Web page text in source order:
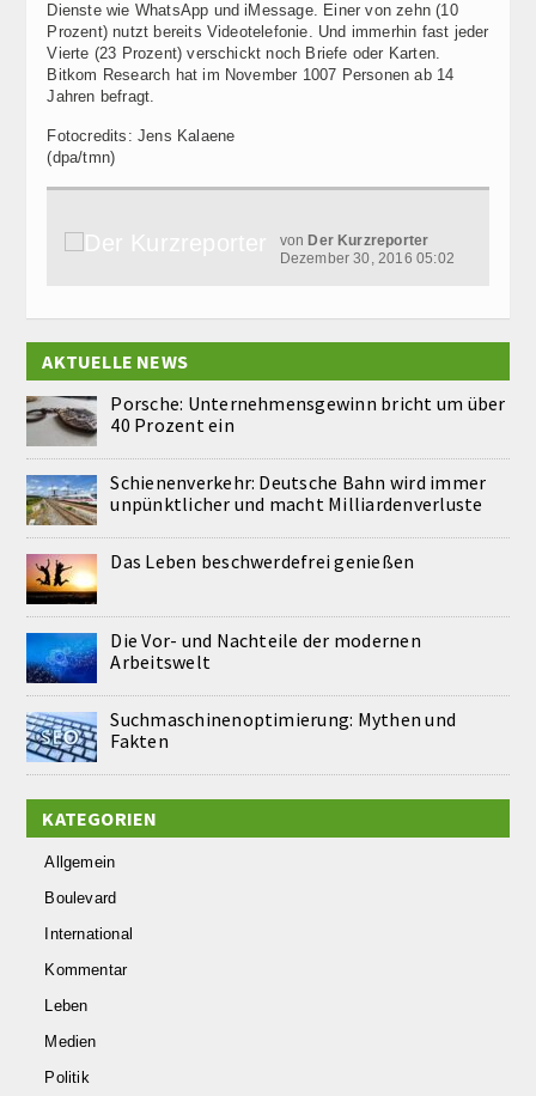
Dienste wie WhatsApp und iMessage. Einer von zehn (10
Prozent) nutzt bereits Videotelefonie. Und immerhin fast jeder
Vierte (23 Prozent) verschickt noch Briefe oder Karten.
Bitkom Research hat im November 1007 Personen ab 14
Jahren befragt.
Fotocredits: Jens Kalaene
(dpa/tmn)
von Der Kurzreporter
Dezember 30, 2016 05:02
AKTUELLE NEWS
Porsche: Unternehmensgewinn bricht um über
40 Prozent ein
Schienenverkehr: Deutsche Bahn wird immer
unpünktlicher und macht Milliardenverluste
Das Leben beschwerdefrei genießen
Die Vor- und Nachteile der modernen
Arbeitswelt
Suchmaschinenoptimierung: Mythen und
Fakten
KATEGORIEN
Allgemein
Boulevard
International
Kommentar
Leben
Medien
Politik